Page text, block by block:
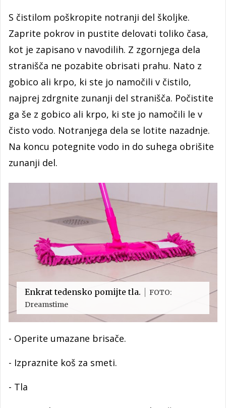
S čistilom poškropite notranji del školjke.
Zaprite pokrov in pustite delovati toliko časa,
kot je zapisano v navodilih. Z zgornjega dela
stranišča ne pozabite obrisati prahu. Nato z
gobico ali krpo, ki ste jo namočili v čistilo,
najprej zdrgnite zunanji del stranišča. Počistite
ga še z gobico ali krpo, ki ste jo namočili le v
čisto vodo. Notranjega dela se lotite nazadnje.
Na koncu potegnite vodo in do suhega obrišite
zunanji del.
Enkrat tedensko pomijte tla.
FOTO:
Dreamstime
- Operite umazane brisače.
- Izpraznite koš za smeti.
- Tla